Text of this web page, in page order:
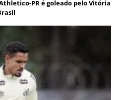
PR é goleado pelo Vitória